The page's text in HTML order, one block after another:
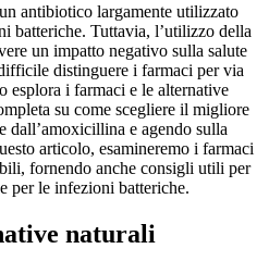
antibiotico largamente utilizzato
batteriche. Tuttavia, l’utilizzo della
un impatto negativo sulla salute
distinguere i farmaci per via
esplora i farmaci e le alternative
su come scegliere il migliore
dall’amoxicillina e agendo sulla
articolo, esamineremo i farmaci
fornendo anche consigli utili per
per le infezioni batteriche.
naturali